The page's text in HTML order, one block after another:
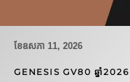
ខែ​ឧសភា 11, 2026
GENESIS GV80 ឆ្នាំ